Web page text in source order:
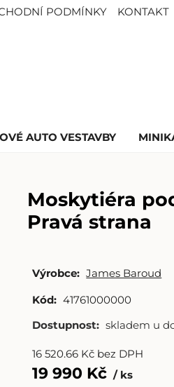
PODMÍNKY KONTAKT
AUTO VESTAVBY
Moskytiéra
Pravá strana
Výrobce: James Baroud
Kód: 41761000000
Dostupnost: skladem u
16 520.66 Kč bez DPH
19 990 Kč ks